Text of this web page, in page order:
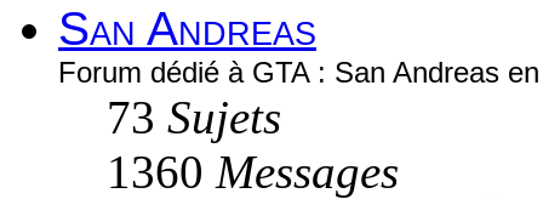
San Andreas
Forum dédié à GTA : San Andreas
73 Sujets
1360 Messages